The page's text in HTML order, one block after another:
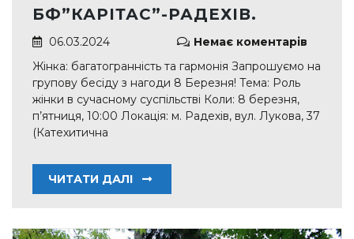
БФ”КАРІТАС”-РАДЕХІВ.
06.03.2024
Немає коментарів
Жінка: багатогранність та гармонія Запрошуємо на
групову бесіду з нагоди 8 Березня! Тема: Роль
жінки в сучасному суспільстві Коли: 8 березня,
п’ятниця, 10:00 Локація: м. Радехів, вул. Лукова, 37
(Катехитична
ЧИТАТИ ДАЛІ